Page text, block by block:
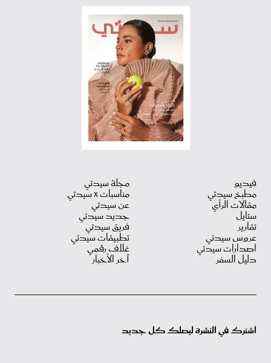
فيديو
مطبخ سيدتي
مقالات الرأي
ستايل
تقارير
عروس سيدتي
اصدارات سيدتي
دليل السفر
مجلة سيدتي
مناسبات X سيدتي
عن سيدتي
جديد سيدتي
فريق سيدتي
تطبيقات سيدتي
غلاف رقمي
آخر الأخبار
اشترك في النشرة ليصلك كل جديد